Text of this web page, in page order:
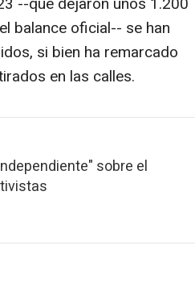
balance oficial-- se han
si bien ha remarcado
en las calles.
sobre el